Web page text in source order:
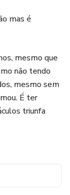
mas é
mesmo que
não tendo
mesmo sem
É ter
triunfa